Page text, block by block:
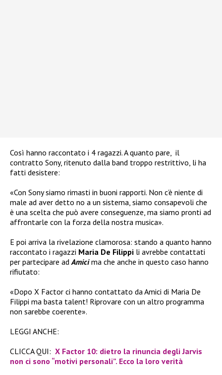
Così hanno raccontato i 4 ragazzi. A quanto pare, il
contratto Sony, ritenuto dalla band troppo restrittivo, li ha
fatti desistere:
«Con Sony siamo rimasti in buoni rapporti. Non c’è niente di
male ad aver detto no a un sistema, siamo consapevoli che
è una scelta che può avere conseguenze, ma siamo pronti ad
affrontarle con la forza della nostra musica».
E poi arriva la rivelazione clamorosa: stando a quanto hanno
raccontato i ragazzi Maria De Filippi li avrebbe contattati
per partecipare ad Amici ma che anche in questo caso hanno
rifiutato:
«Dopo X Factor ci hanno contattato da Amici di Maria De
Filippi ma basta talent! Riprovare con un altro programma
non sarebbe coerente».
LEGGI ANCHE:
CLICCA QUI: X Factor 10: dietro la rinuncia degli Jarvis
non ci sono “motivi personali”. Ecco la loro verità